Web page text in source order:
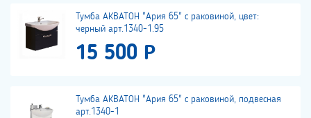
Тумба АКВАТОН "Ария 65" с раковиной, цвет:
черный арт.1340-1.95
15 500 Р
Тумба АКВАТОН "Ария 65" с раковиной, подвесная
арт.1340-1